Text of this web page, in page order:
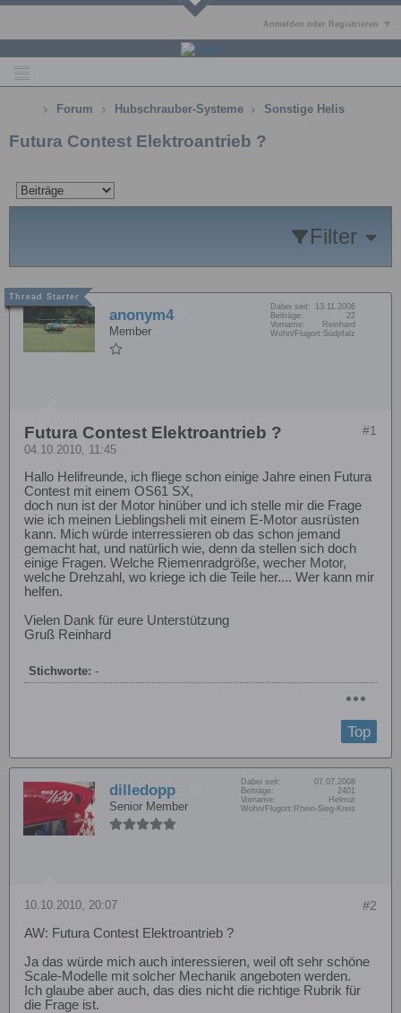
Anmelden oder Registrieren
Forum Hubschrauber-Systeme Sonstige Helis
Futura Contest Elektroantrieb ?
Filter
anonym4
Member
Dabei seit:
13.11.2006
Beiträge:
22
Vorname:
Reinhard
Wohn/Flugort: Südpfalz
#1
Futura Contest Elektroantrieb ?
04.10.2010, 11:45
Hallo Helifreunde, ich fliege schon einige Jahre einen Futura
Contest mit einem OS61 SX,
doch nun ist der Motor hinüber und ich stelle mir die Frage
wie ich meinen Lieblingsheli mit einem E-Motor ausrüsten
kann. Mich würde interressieren ob das schon jemand
gemacht hat, und natürlich wie, denn da stellen sich doch
einige Fragen. Welche Riemenradgröße, wecher Motor,
welche Drehzahl, wo kriege ich die Teile her.... Wer kann mir
helfen.
Vielen Dank für eure Unterstützung
Gruß Reinhard
Stichworte: -
Top
dilledopp
Senior Member
Dabei seit:
07.07.2008
Beiträge:
2401
Vorname:
Helmut
Wohn/Flugort: Rhein-Sieg-Kreis
#2
10.10.2010, 20:07
AW: Futura Contest Elektroantrieb ?
Ja das würde mich auch interessieren, weil oft sehr schöne
Scale-Modelle mit solcher Mechanik angeboten werden.
Ich glaube aber auch, das dies nicht die richtige Rubrik für
die Frage ist.